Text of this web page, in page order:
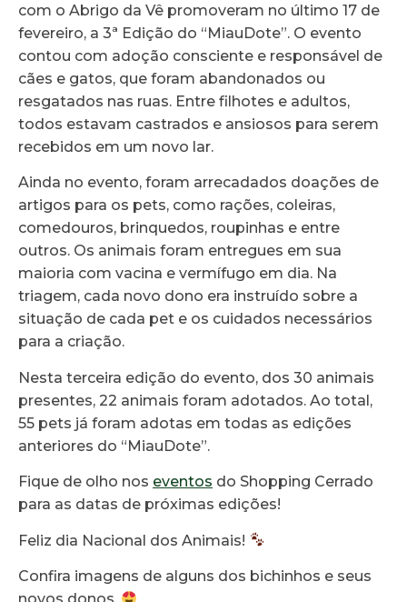
com o Abrigo da Vê promoveram no último 17 de
fevereiro, a 3ª Edição do “MiauDote”. O evento
contou com adoção consciente e responsável de
cães e gatos, que foram abandonados ou
resgatados nas ruas. Entre filhotes e adultos,
todos estavam castrados e ansiosos para serem
recebidos em um novo lar.
Ainda no evento, foram arrecadados doações de
artigos para os pets, como rações, coleiras,
comedouros, brinquedos, roupinhas e entre
outros. Os animais foram entregues em sua
maioria com vacina e vermífugo em dia. Na
triagem, cada novo dono era instruído sobre a
situação de cada pet e os cuidados necessários
para a criação.
Nesta terceira edição do evento, dos 30 animais
presentes, 22 animais foram adotados. Ao total,
55 pets já foram adotas em todas as edições
anteriores do “MiauDote”.
Fique de olho nos eventos do Shopping Cerrado
para as datas de próximas edições!
Feliz dia Nacional dos Animais!
Confira imagens de alguns dos bichinhos e seus